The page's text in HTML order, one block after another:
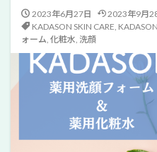
2023年6月27日 2023年9月
KADASON SKIN CARE,
ォーム, 化粧水, 洗顔